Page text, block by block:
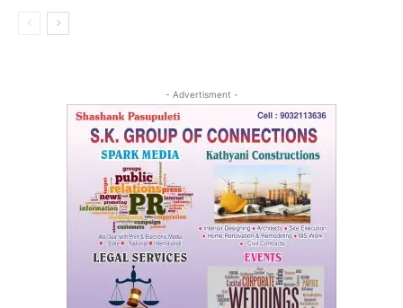
- Advertisment -